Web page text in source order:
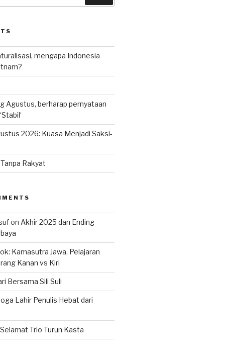
mengapa Indonesia
Agustus, berharap pernyataan
2026: Kuasa Menjadi Saksi-
Rakyat
on Akhir 2025 dan Ending
Kamasutra Jawa, Pelajaran
Kanan vs Kiri
Bersama Sili Suli
Lahir Penulis Hebat dari
Selamat Trio Turun Kasta